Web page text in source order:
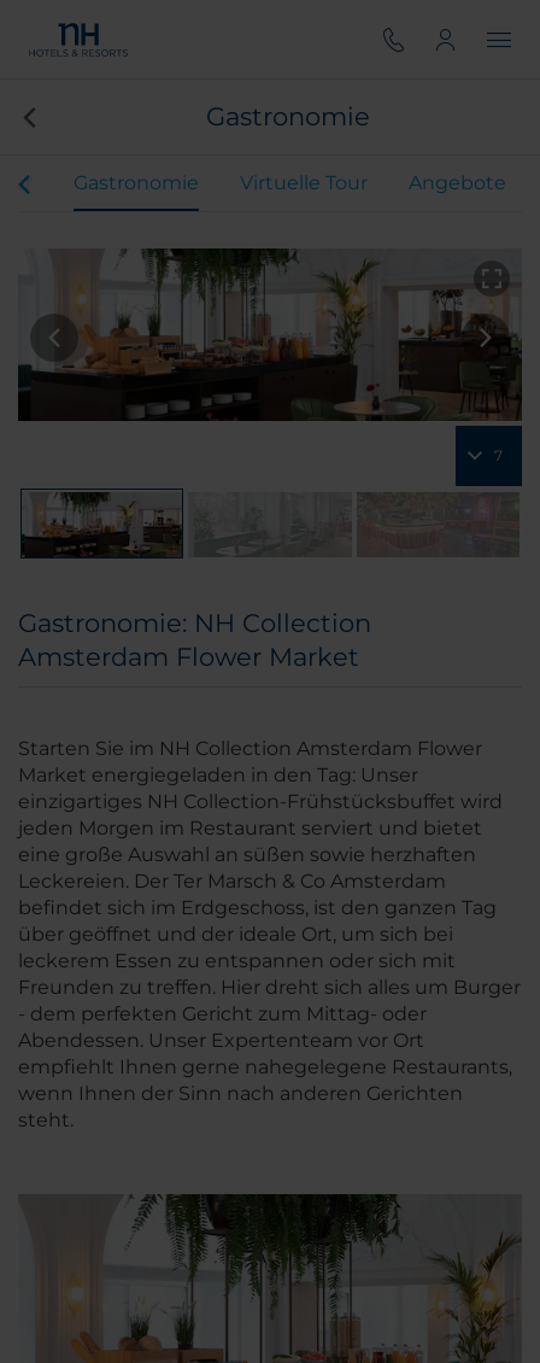
Gastronomie
Gastronomie Virtuelle Tour Angebote
7
Gastronomie: NH Collection
Amsterdam Flower Market
Starten Sie im NH Collection Amsterdam Flower
Market energiegeladen in den Tag: Unser
einzigartiges NH Collection-Frühstücksbuffet wird
jeden Morgen im Restaurant serviert und bietet
eine große Auswahl an süßen sowie herzhaften
Leckereien. Der Ter Marsch & Co Amsterdam
befindet sich im Erdgeschoss, ist den ganzen Tag
über geöffnet und der ideale Ort, um sich bei
leckerem Essen zu entspannen oder sich mit
Freunden zu treffen. Hier dreht sich alles um Burger
- dem perfekten Gericht zum Mittag- oder
Abendessen. Unser Expertenteam vor Ort
empfiehlt Ihnen gerne nahegelegene Restaurants,
wenn Ihnen der Sinn nach anderen Gerichten
steht.